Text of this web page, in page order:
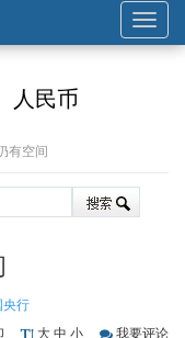
展
开
人民币
有空间
央行
大 中 小 我要评论